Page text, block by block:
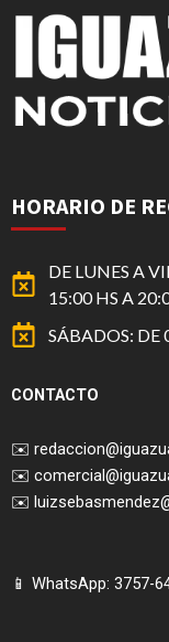
HORARIO DE
DE LUNES A
15:00 HS A
SÁBADOS: DE
CONTACTO
✉️
✉️
✉️
📱 WhatsApp: 3757-